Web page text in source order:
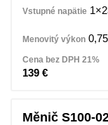
139 €
Měnič S100-